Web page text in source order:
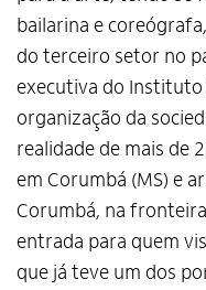
bailarina e
do terceiro setor no
executiva do Instituto
organização da
realidade de mais de
em Corumbá (MS) e
Corumbá, na
entrada para quem
que já teve um dos